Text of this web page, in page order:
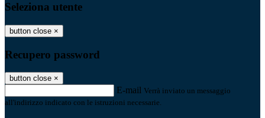
Seleziona utente
button close ×
Recupero password
button close ×
E-mail Verrà inviato un messaggio
all'indirizzo indicato con le istruzioni necessarie.